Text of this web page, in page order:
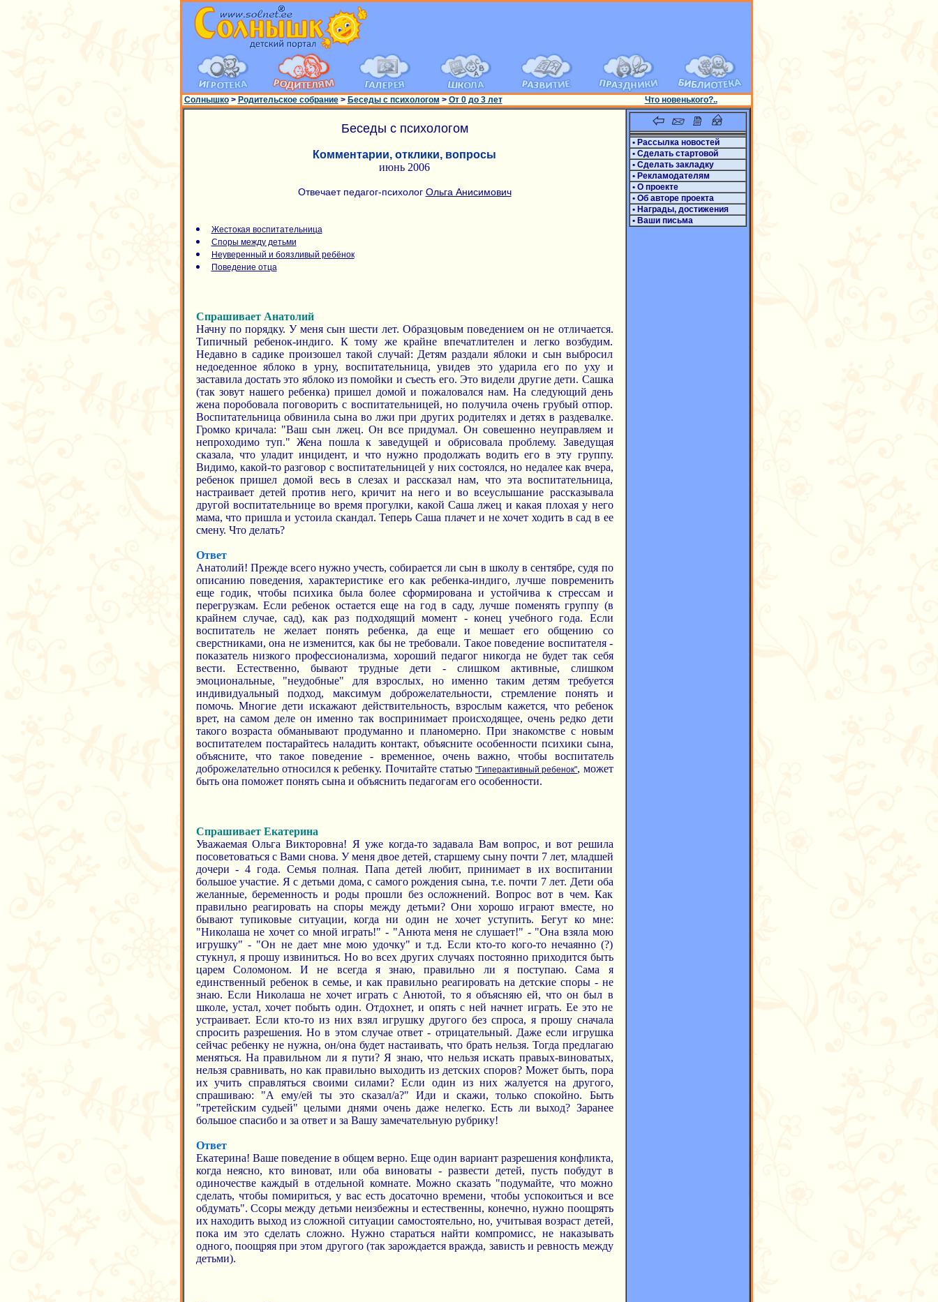
Солнышко> Родительское собрание> Беседы с психологом > От 0 до 3 лет Что новенького?..
Беседы с психологом
Комментарии, отклики, вопросы
июнь 2006
Отвечает педагог-психолог Ольга Анисимович
Жестокая воспитательница
Споры между детьми
Неуверенный и боязливый ребёнок
Поведение отца
Спрашивает Анатолий
Начну по порядку. У меня сын шести лет. Образцовым поведением он не отличается.
Типичный ребенок-индиго. К тому же крайне впечатлителен и легко возбудим.
Недавно в садике произошел такой случай: Детям раздали яблоки и сын выбросил
недоеденное яблоко в урну, воспитательница, увидев это ударила его по уху и
заставила достать это яблоко из помойки и съесть его. Это видели другие дети. Сашка
(так зовут нашего ребенка) пришел домой и пожаловался нам. На следующий день
жена поробовала поговорить с воспитательницей, но получила очень грубый отпор.
Воспитательница обвинила сына во лжи при других родителях и детях в раздевалке.
Громко кричала: "Ваш сын лжец. Он все придумал. Он совешенно неуправляем и
непроходимо туп." Жена пошла к заведущей и обрисовала проблему. Заведущая
сказала, что уладит инцидент, и что нужно продолжать водить его в эту группу.
Видимо, какой-то разговор с воспитательницей у них состоялся, но недалее как вчера,
ребенок пришел домой весь в слезах и рассказал нам, что эта воспитательница,
настраивает детей против него, кричит на него и во всеуслышание рассказывала
другой воспитательнице во время прогулки, какой Саша лжец и какая плохая у него
мама, что пришла и устоила скандал. Теперь Саша плачет и не хочет ходить в сад в ее
смену. Что делать?
Ответ
Анатолий! Прежде всего нужно учесть, собирается ли сын в школу в сентябре, судя по
описанию поведения, характеристике его как ребенка-индиго, лучше повременить
еще годик, чтобы психика была более сформирована и устойчива к стрессам и
перегрузкам. Если ребенок остается еще на год в саду, лучше поменять группу (в
крайнем случае, сад), как раз подходящий момент - конец учебного года. Если
воспитатель не желает понять ребенка, да еще и мешает его общению со
сверстниками, она не изменится, как бы не требовали. Такое поведение воспитателя -
показатель низкого профессионализма, хороший педагог никогда не будет так себя
вести. Естественно, бывают трудные дети - слишком активные, слишком
эмоциональные, "неудобные" для взрослых, но именно таким детям требуется
индивидуальный подход, максимум доброжелательности, стремление понять и
помочь. Многие дети искажают действительность, взрослым кажется, что ребенок
врет, на самом деле он именно так воспринимает происходящее, очень редко дети
такого возраста обманывают продуманно и планомерно. При знакомстве с новым
воспитателем постарайтесь наладить контакт, объясните особенности психики сына,
объясните, что такое поведение - временное, очень важно, чтобы воспитатель
доброжелательно относился к ребенку. Почитайте статью "Гиперактивный ребенок", может
быть она поможет понять сына и объяснить педагогам его особенности.
Спрашивает Екатерина
Уважаемая Ольга Викторовна! Я уже когда-то задавала Вам вопрос, и вот решила
посоветоваться с Вами снова. У меня двое детей, старшему сыну почти 7 лет, младшей
дочери - 4 года. Семья полная. Папа детей любит, принимает в их воспитании
большое участие. Я с детьми дома, с самого рождения сына, т.е. почти 7 лет. Дети оба
желанные, беременность и роды прошли без осложнений. Вопрос вот в чем. Как
правильно реагировать на споры между детьми? Они хорошо играют вместе, но
бывают тупиковые ситуации, когда ни один не хочет уступить. Бегут ко мне:
"Николаша не хочет со мной играть!" - "Анюта меня не слушает!" - "Она взяла мою
игрушку" - "Он не дает мне мою удочку" и т.д. Если кто-то кого-то нечаянно (?)
стукнул, я прошу извиниться. Но во всех других случаях постоянно приходится быть
царем Соломоном. И не всегда я знаю, правильно ли я поступаю. Сама я
единственный ребенок в семье, и как правильно реагировать на детские споры - не
знаю. Если Николаша не хочет играть с Анютой, то я объясняю ей, что он был в
школе, устал, хочет побыть один. Отдохнет, и опять с ней начнет играть. Ее это не
устраивает. Если кто-то из них взял игрушку другого без спроса, я прошу сначала
спросить разрешения. Но в этом случае ответ - отрицательный. Даже если игрушка
сейчас ребенку не нужна, он/она будет настаивать, что брать нельзя. Тогда предлагаю
меняться. На правильном ли я пути? Я знаю, что нельзя искать правых-виноватых,
нельзя сравнивать, но как правильно выходить из детских споров? Может быть, пора
их учить справляться своими силами? Если один из них жалуется на другого,
спрашиваю: "А ему/ей ты это сказал/а?" Иди и скажи, только спокойно. Быть
"третейским судьей" целыми днями очень даже нелегко. Есть ли выход? Заранее
большое спасибо и за ответ и за Вашу замечательную рубрику!
Ответ
Екатерина! Ваше поведение в общем верно. Еще один вариант разрешения конфликта,
когда неясно, кто виноват, или оба виноваты - развести детей, пусть побудут в
одиночестве каждый в отдельной комнате. Можно сказать "подумайте, что можно
сделать, чтобы помириться, у вас есть досаточно времени, чтобы успокоиться и все
обдумать". Ссоры между детьми неизбежны и естественны, конечно, нужно поощрять
их находить выход из сложной ситуации самостоятельно, но, учитывая возраст детей,
пока им это сделать сложно. Нужно стараться найти компромисс, не наказывать
одного, поощряя при этом другого (так зарождается вражда, зависть и ревность между
детьми).
• Рассылка новостей
• Сделать стартовой
• Сделать закладку
• Рекламодателям
• О проекте
• Об авторе проекта
• Награды, достижения
• Ваши письма